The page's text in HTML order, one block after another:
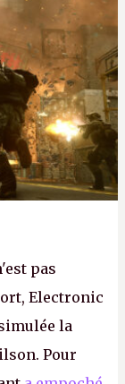
gros, essorer
pas
Electronic
la
Pour